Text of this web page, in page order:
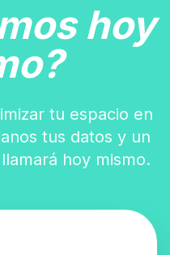
hoy
tu espacio en
tus datos y un
hoy mismo.